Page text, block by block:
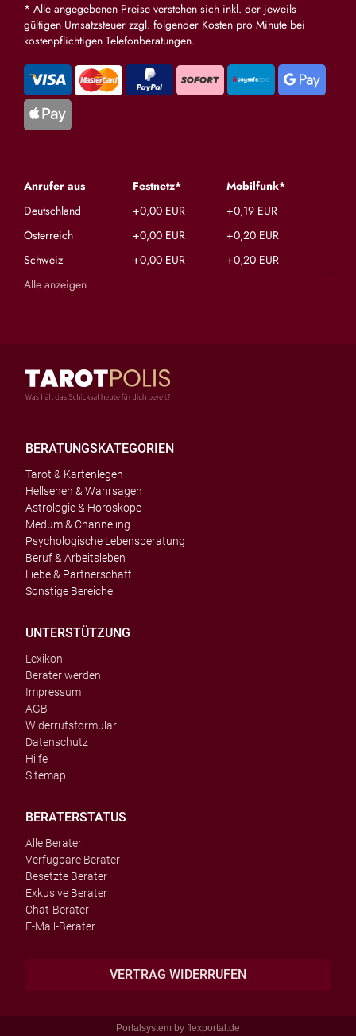
* Alle angegebenen Preise verstehen sich inkl. der jeweils
gültigen Umsatzsteuer zzgl. folgender Kosten pro Minute bei
kostenpflichtigen Telefonberatungen.
Anrufer aus Festnetz*
Mobilfunk*
Deutschland
+0,00 EUR
+0,19 EUR
Österreich
+0,00 EUR
+0,20 EUR
Schweiz
+0,00 EUR
+0,20 EUR
Alle anzeigen
BERATUNGSKATEGORIEN
Tarot & Kartenlegen
Hellsehen & Wahrsagen
Astrologie & Horoskope
Medum & Channeling
Psychologische Lebensberatung
Beruf & Arbeitsleben
Liebe & Partnerschaft
Sonstige Bereiche
UNTERSTÜTZUNG
Lexikon
Berater werden
Impressum
AGB
Widerrufsformular
Datenschutz
Hilfe
Sitemap
BERATERSTATUS
Alle Berater
Verfügbare Berater
Besetzte Berater
Exkusive Berater
Chat-Berater
E-Mail-Berater
VERTRAG WIDERRUFEN
Portalsystem by flexportal.de